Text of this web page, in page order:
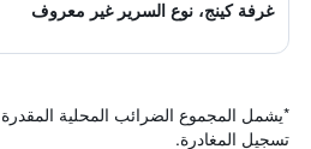
غرفة كينج، نوع السرير غير معروف
*يشمل المجموع الضرائب المحلية
تسجيل المغادرة.